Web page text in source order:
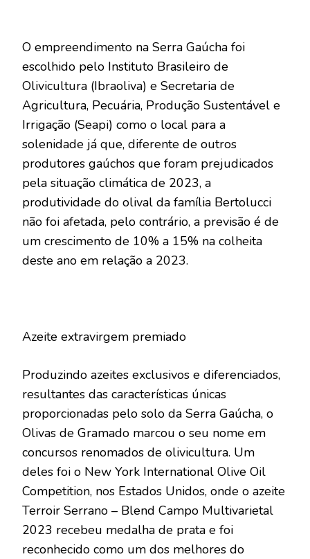
O empreendimento na Serra Gaúcha foi
escolhido pelo Instituto Brasileiro de
Olivicultura (Ibraoliva) e Secretaria de
Agricultura, Pecuária, Produção Sustentável e
Irrigação (Seapi) como o local para a
solenidade já que, diferente de outros
produtores gaúchos que foram prejudicados
pela situação climática de 2023, a
produtividade do olival da família Bertolucci
não foi afetada, pelo contrário, a previsão é de
um crescimento de 10% a 15% na colheita
deste ano em relação a 2023.
Azeite extravirgem premiado
Produzindo azeites exclusivos e diferenciados,
resultantes das características únicas
proporcionadas pelo solo da Serra Gaúcha, o
Olivas de Gramado marcou o seu nome em
concursos renomados de olivicultura. Um
deles foi o New York International Olive Oil
Competition, nos Estados Unidos, onde o azeite
Terroir Serrano – Blend Campo Multivarietal
2023 recebeu medalha de prata e foi
reconhecido como um dos melhores do